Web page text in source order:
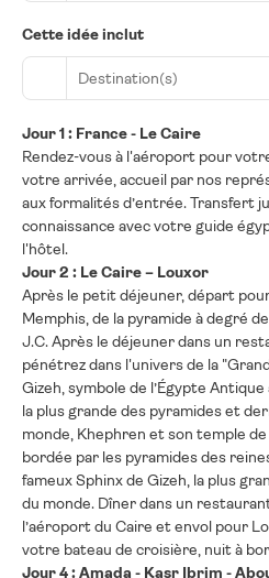
Cette idée inclut
Destination(s)
Jour 1 : France - Le Caire
Rendez-vous à l'aéroport pour
votre arrivée, accueil par nos
aux formalités d’entrée. Transfert
connaissance avec votre guide
l'hôtel.
Jour 2 : Le Caire – Louxor
Après le petit déjeuner, départ
Memphis, de la pyramide à degré
J.C. Après le déjeuner dans un
pénétrez dans l'univers de la
Gizeh, symbole de l’Égypte
la plus grande des pyramides et
monde, Khephren et son temple
bordée par les pyramides des
fameux Sphinx de Gizeh, la plus
du monde. Dîner dans un
l’aéroport du Caire et envol pour
votre bateau de croisière, nuit à
Jour 4 : Amada - Kasr Ibrim -